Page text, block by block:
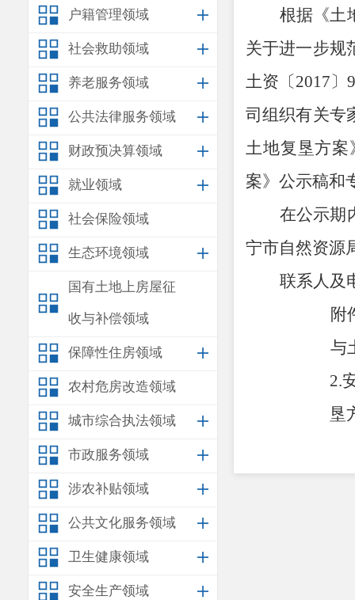
户籍管理领域
社会救助领域
养老服务领域
公共法律服务领域
财政预决算领域
就业领域
社会保险领域
生态环境领域
国有土地上房屋征
收与补偿领域
保障性住房领域
农村危房改造领域
城市综合执法领域
市政服务领域
涉农补贴领域
公共文化服务领域
卫生健康领域
安全生产领域
根据《土
关于进一步规
土资〔2017〕
司组织有关专
土地复垦方案
案》 公示稿和
在公示期
宁市自然资源
联系人及
附
与
2.
垦